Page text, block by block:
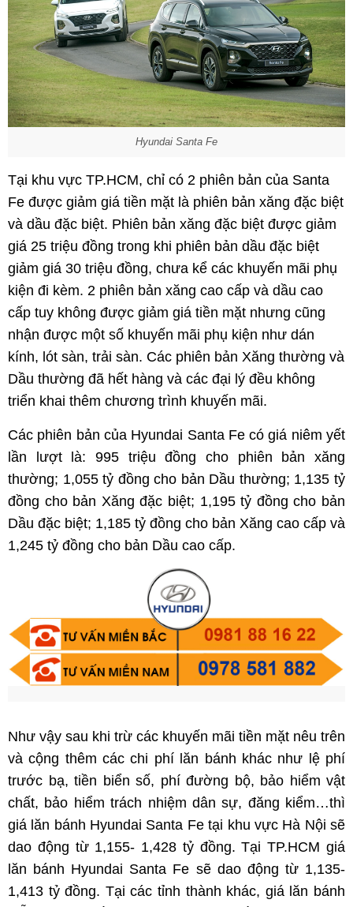
Hyundai Santa Fe
Tại khu vực TP.HCM, chỉ có 2 phiên bản của Santa
Fe được giảm giá tiền mặt là phiên bản xăng đặc biệt
và dầu đặc biệt. Phiên bản xăng đặc biệt được giảm
giá 25 triệu đồng trong khi phiên bản dầu đặc biệt
giảm giá 30 triệu đồng, chưa kể các khuyến mãi phụ
kiện đi kèm. 2 phiên bản xăng cao cấp và dầu cao
cấp tuy không được giảm giá tiền mặt nhưng cũng
nhận được một số khuyến mãi phụ kiện như dán
kính, lót sàn, trải sàn. Các phiên bản Xăng thường và
Dầu thường đã hết hàng và các đại lý đều không
triển khai thêm chương trình khuyến mãi.
Các phiên bản của Hyundai Santa Fe có giá niêm yết
lần lượt là: 995 triệu đồng cho phiên bản xăng
thường; 1,055 tỷ đồng cho bản Dầu thường; 1,135 tỷ
đồng cho bản Xăng đặc biệt; 1,195 tỷ đồng cho bản
Dầu đặc biệt; 1,185 tỷ đồng cho bản Xăng cao cấp và
1,245 tỷ đồng cho bản Dầu cao cấp.
Như vậy sau khi trừ các khuyến mãi tiền mặt nêu trên
và cộng thêm các chi phí lăn bánh khác như lệ phí
trước bạ, tiền biển số, phí đường bộ, bảo hiểm vật
chất, bảo hiểm trách nhiệm dân sự, đăng kiểm…thì
giá lăn bánh Hyundai Santa Fe tại khu vực Hà Nội sẽ
dao động từ 1,155- 1,428 tỷ đồng. Tại TP.HCM giá
lăn bánh Hyundai Santa Fe sẽ dao động từ 1,135-
1,413 tỷ đồng. Tại các tỉnh thành khác, giá lăn bánh